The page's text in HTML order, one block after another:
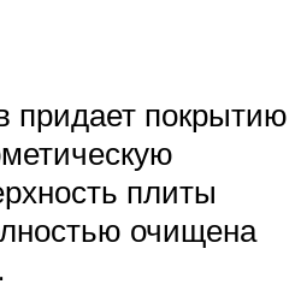
придает покрытию
плиты
очищена